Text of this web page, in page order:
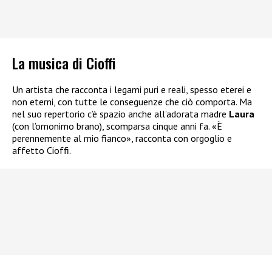
La musica di Cioffi
Un artista che racconta i legami puri e reali, spesso eterei e
non eterni, con tutte le conseguenze che ciò comporta. Ma
nel suo repertorio c’è spazio anche all’adorata madre Laura
(con l’omonimo brano), scomparsa cinque anni fa. «È
perennemente al mio fianco», racconta con orgoglio e
affetto Cioffi.